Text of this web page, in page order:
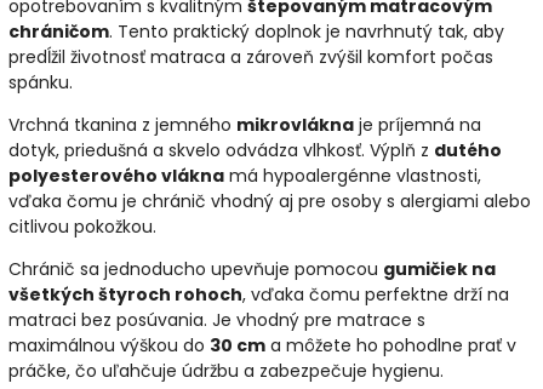
opotrebovaním s kvalitným štepovaným matracovým
chráničom. Tento praktický doplnok je navrhnutý tak, aby
predĺžil životnosť matraca a zároveň zvýšil komfort počas
spánku.
Vrchná tkanina z jemného mikrovlákna je príjemná na
dotyk, priedušná a skvelo odvádza vlhkosť. Výplň z dutého
polyesterového vlákna má hypoalergénne vlastnosti,
vďaka čomu je chránič vhodný aj pre osoby s alergiami alebo
citlivou pokožkou.
Chránič sa jednoducho upevňuje pomocou gumičiek na
všetkých štyroch rohoch, vďaka čomu perfektne drží na
matraci bez posúvania. Je vhodný pre matrace s
maximálnou výškou do 30 cm a môžete ho pohodlne prať v
práčke, čo uľahčuje údržbu a zabezpečuje hygienu.